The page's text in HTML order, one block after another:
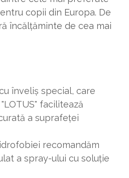
copii din Europa. De
încălțăminte de cea mai
înveliș special, care
facilitează
a suprafeței
recomandăm
a spray-ului cu soluție